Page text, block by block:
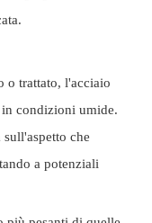
o trattato, l'acciaio
condizioni umide.
che
a potenziali